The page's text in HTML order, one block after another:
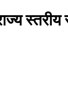
स्तरीय